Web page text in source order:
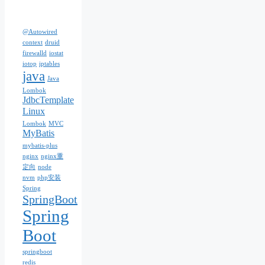
@Autowired
context druid
firewalld iostat
iotop iptables
java Java
Lombok
JdbcTemplate
Linux
Lombok MVC
MyBatis
mybatis-plus
nginx nginx重
定向 node
nvm php安装
Spring
SpringBoot
Spring
Boot
springboot
redis